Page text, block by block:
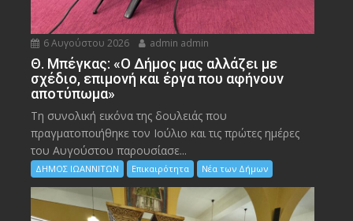
6 Αυγούστου 2026 admin admin
Θ. Μπέγκας: «Ο Δήμος μας αλλάζει με
σχέδιο, επιμονή και έργα που αφήνουν
αποτύπωμα»
Τη συνολική εικόνα της δουλειάς που
πραγματοποιήθηκε τον Ιούλιο και τις πρώτες ημέρες
του Αυγούστου παρουσίασε...
ΔΗΜΟΣ ΙΩΑΝΝΙΤΩΝ Επικαιρότητα Νέα των Δήμων